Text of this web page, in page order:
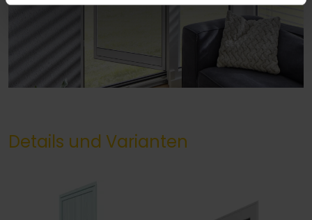
Details und Varianten